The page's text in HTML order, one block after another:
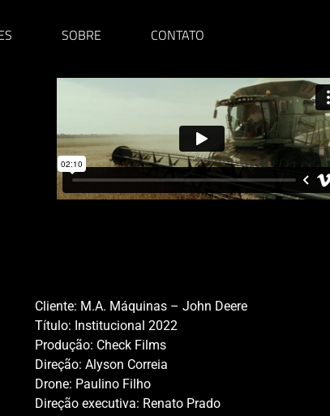
SOBRE CONTATO
Cliente: M.A. Máquinas – John Deere
Título: Institucional 2022
Produção: Check Films
Direção: Alyson Correia
Drone: Paulino Filho
Direção executiva: Renato Prado